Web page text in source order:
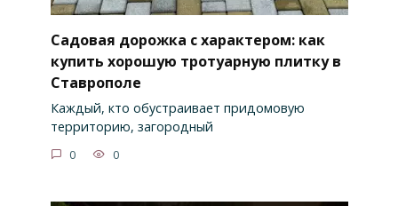
Садовая дорожка с характером: как
купить хорошую тротуарную плитку в
Ставрополе
Каждый, кто обустраивает придомовую
территорию, загородный
0 0